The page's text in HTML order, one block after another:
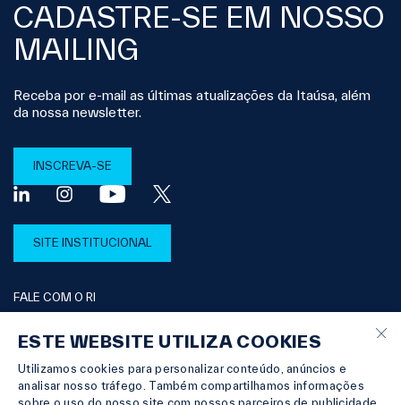
CADASTRE-SE EM NOSSO
MAILING
Receba por e-mail as últimas atualizações da Itaúsa, além
da nossa newsletter.
INSCREVA-SE
SITE INSTITUCIONAL
FALE COM O RI
© Copyright 2026 Itaúsa |Powered byMZ
TERMO DE PRIVACIDADE
×
ESTE WEBSITE UTILIZA COOKIES
Utilizamos cookies para personalizar conteúdo, anúncios e
analisar nosso tráfego. Também compartilhamos informações